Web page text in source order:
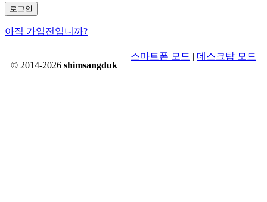
로그인
아직 가입전입니까?
© 2014-2026 shimsangduk
스마트폰 모드 | 데스크탑 모드